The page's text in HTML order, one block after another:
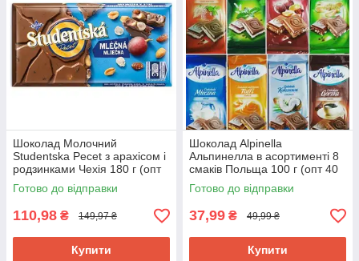
Шоколад Молочний
Studentska Pecet з арахісом і
родзинками Чехія 180 г (опт
5 шт)
Готово до відправки
110,98 ₴ 149,97 ₴
Купити
Шоколад Alpinella
Альпинелла в асортименті 8
смаків Польща 100 г (опт 40
шт)
Готово до відправки
37,99 ₴ 49,99 ₴
Купити